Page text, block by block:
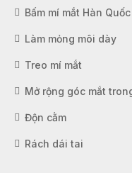
Bấm mí mắt Hàn Quốc
Làm mỏng môi dày
Treo mí mắt
Mở rộng góc mắt
Độn cằm
Rách dái tai